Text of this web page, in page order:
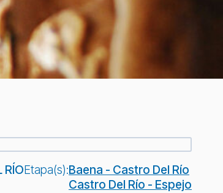
RÍOEtapa(s):Baena - Castro Del Río
Castro Del Río - Espejo